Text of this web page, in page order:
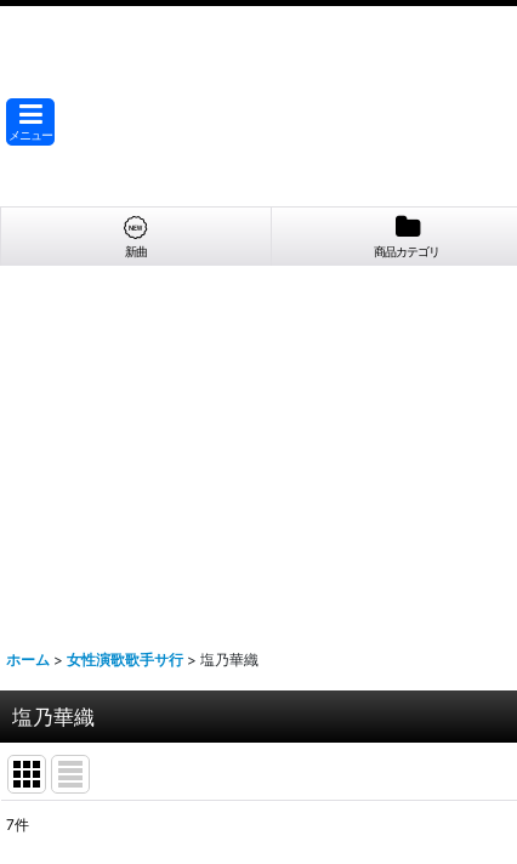
メニュー
新曲 商品カテゴリ
ホーム > 女性演歌歌手サ行 > 塩乃華織
塩乃華織
7件